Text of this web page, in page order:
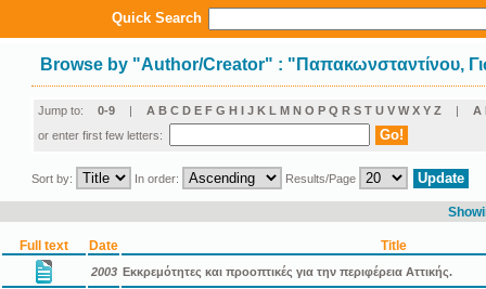
Quick Search
Browse by "Author/Creator" : "Παπακωνσταντίνου,
Jump to: 0-9 | A B C D E F G H I J K L M N O P Q R S T U V W X Y Z | Α
or enter first few letters:
Sort by: In order: Results/Page
Full text Date Title
2003 Εκκρεμότητες και προοπτικές για την περιφέρεια Αττικής.